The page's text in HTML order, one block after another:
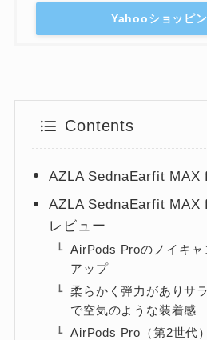
Yahooショッピ
Contents
AZLA SednaEarfit MAX
AZLA SednaEarfit MAX
レビュー
AirPods Proのノイキャ
アップ
柔らかく弾力がありサ
で空気のような装着感
AirPods Pro（第2世代